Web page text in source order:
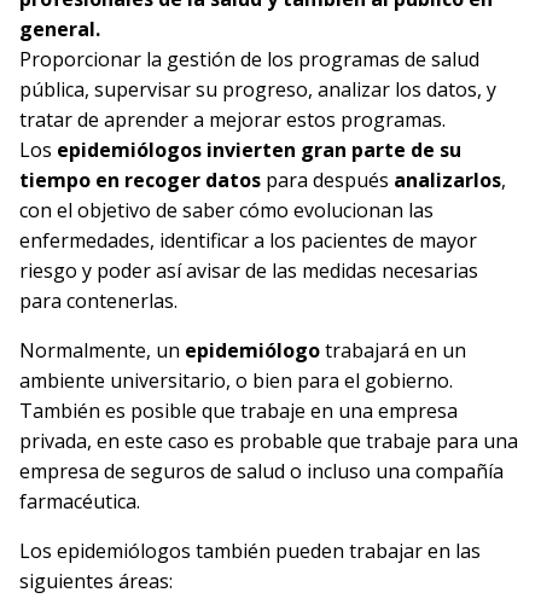
general.
Proporcionar la gestión de los programas de salud
pública, supervisar su progreso, analizar los datos, y
tratar de aprender a mejorar estos programas.
Los epidemiólogos invierten gran parte de su
tiempo en recoger datos para después analizarlos,
con el objetivo de saber cómo evolucionan las
enfermedades, identificar a los pacientes de mayor
riesgo y poder así avisar de las medidas necesarias
para contenerlas.
Normalmente, un epidemiólogotrabajará en un
ambiente universitario, o bien para el gobierno.
También es posible que trabaje en una empresa
privada, en este caso es probable que trabaje para una
empresa de seguros de salud o incluso una compañía
farmacéutica.
Los epidemiólogos también pueden trabajar en las
siguientes áreas: